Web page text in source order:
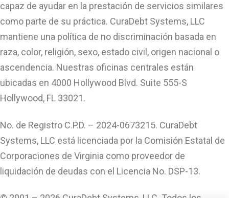
capaz de ayudar en la prestación de servicios similares
como parte de su práctica. CuraDebt Systems, LLC
mantiene una política de no discriminación basada en
raza, color, religión, sexo, estado civil, origen nacional o
ascendencia. Nuestras oficinas centrales están
ubicadas en 4000 Hollywood Blvd. Suite 555-S
Hollywood, FL 33021.
No. de Registro C.P.D. – 2024-0673215. CuraDebt
Systems, LLC está licenciada por la Comisión Estatal de
Corporaciones de Virginia como proveedor de
liquidación de deudas con el Licencia No. DSP-13.